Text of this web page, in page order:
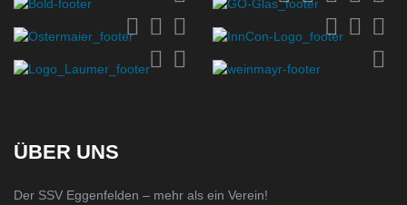
ÜBER UNS
Der SSV Eggenfelden – mehr als ein Verein!